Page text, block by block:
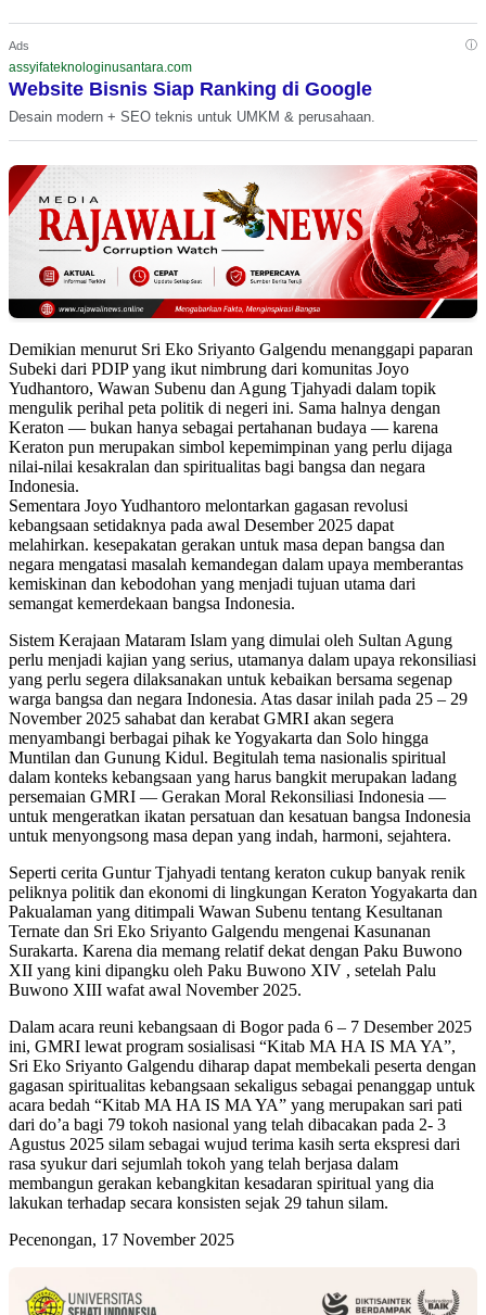
Ads ⓘ
assyifateknologinusantara.com
Website Bisnis Siap Ranking di Google
Desain modern + SEO teknis untuk UMKM & perusahaan.
Demikian menurut Sri Eko Sriyanto Galgendu menanggapi paparan
Subeki dari PDIP yang ikut nimbrung dari komunitas Joyo
Yudhantoro, Wawan Subenu dan Agung Tjahyadi dalam topik
mengulik perihal peta politik di negeri ini. Sama halnya dengan
Keraton — bukan hanya sebagai pertahanan budaya — karena
Keraton pun merupakan simbol kepemimpinan yang perlu dijaga
nilai-nilai kesakralan dan spiritualitas bagi bangsa dan negara
Indonesia.
Sementara Joyo Yudhantoro melontarkan gagasan revolusi
kebangsaan setidaknya pada awal Desember 2025 dapat
melahirkan. kesepakatan gerakan untuk masa depan bangsa dan
negara mengatasi masalah kemandegan dalam upaya memberantas
kemiskinan dan kebodohan yang menjadi tujuan utama dari
semangat kemerdekaan bangsa Indonesia.
Sistem Kerajaan Mataram Islam yang dimulai oleh Sultan Agung
perlu menjadi kajian yang serius, utamanya dalam upaya rekonsiliasi
yang perlu segera dilaksanakan untuk kebaikan bersama segenap
warga bangsa dan negara Indonesia. Atas dasar inilah pada 25 – 29
November 2025 sahabat dan kerabat GMRI akan segera
menyambangi berbagai pihak ke Yogyakarta dan Solo hingga
Muntilan dan Gunung Kidul. Begitulah tema nasionalis spiritual
dalam konteks kebangsaan yang harus bangkit merupakan ladang
persemaian GMRI — Gerakan Moral Rekonsiliasi Indonesia —
untuk mengeratkan ikatan persatuan dan kesatuan bangsa Indonesia
untuk menyongsong masa depan yang indah, harmoni, sejahtera.
Seperti cerita Guntur Tjahyadi tentang keraton cukup banyak renik
peliknya politik dan ekonomi di lingkungan Keraton Yogyakarta dan
Pakualaman yang ditimpali Wawan Subenu tentang Kesultanan
Ternate dan Sri Eko Sriyanto Galgendu mengenai Kasunanan
Surakarta. Karena dia memang relatif dekat dengan Paku Buwono
XII yang kini dipangku oleh Paku Buwono XIV , setelah Palu
Buwono XIII wafat awal November 2025.
Dalam acara reuni kebangsaan di Bogor pada 6 – 7 Desember 2025
ini, GMRI lewat program sosialisasi “Kitab MA HA IS MA YA”,
Sri Eko Sriyanto Galgendu diharap dapat membekali peserta dengan
gagasan spiritualitas kebangsaan sekaligus sebagai penanggap untuk
acara bedah “Kitab MA HA IS MA YA” yang merupakan sari pati
dari do’a bagi 79 tokoh nasional yang telah dibacakan pada 2- 3
Agustus 2025 silam sebagai wujud terima kasih serta ekspresi dari
rasa syukur dari sejumlah tokoh yang telah berjasa dalam
membangun gerakan kebangkitan kesadaran spiritual yang dia
lakukan terhadap secara konsisten sejak 29 tahun silam.
Pecenongan, 17 November 2025